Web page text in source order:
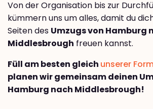
Von der Organisation bis zur
kümmern uns um alles, damit du
Seiten des Umzugs von Hamburg
Middlesbrough freuen kannst.
Füll am besten gleich unserer
planen wir gemeinsam deinen
Hamburg nach Middlesbrough!